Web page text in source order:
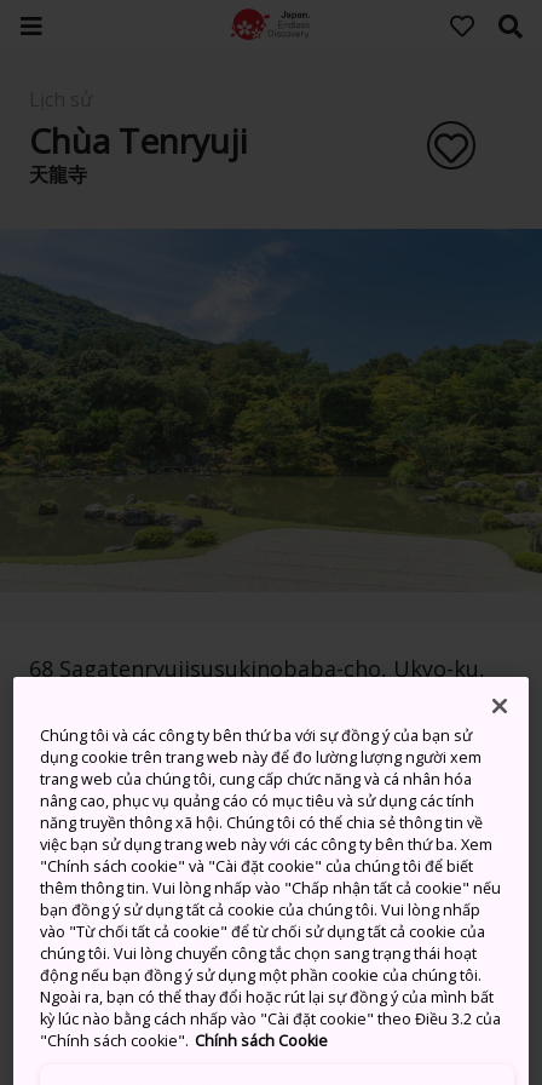
Chùa Tenryuji
天龍寺
68 Sagatenryujisusukinobaba-cho, Ukyo-ku,
Xem trên Google Maps
Nhận Thông tin Quá cảnh
TỪ KHÓA BẢN ĐỒ
Khu vườn của Chùa Tenryuji là
sự pha trộn tuyệt vời giữa
truyền thống quý tộc và văn
Chúng tôi và các công ty bên thứ ba với sự đồng ý của bạn sử
dụng cookie trên trang web này để đo lường lượng người xem
trang web của chúng tôi, cung cấp chức năng và cá nhân hóa
nâng cao, phục vụ quảng cáo có mục tiêu và sử dụng các tính
năng truyền thông xã hội. Chúng tôi có thể chia sẻ thông tin về
việc bạn sử dụng trang web này với các công ty bên thứ ba. Xem
"Chính sách cookie" và "Cài đặt cookie" của chúng tôi để biết
thêm thông tin. Vui lòng nhấp vào "Chấp nhận tất cả cookie" nếu
bạn đồng ý sử dụng tất cả cookie của chúng tôi. Vui lòng nhấp
vào "Từ chối tất cả cookie" để từ chối sử dụng tất cả cookie của
chúng tôi. Vui lòng chuyển công tắc chọn sang trạng thái hoạt
động nếu bạn đồng ý sử dụng một phần cookie của chúng tôi.
Ngoài ra, bạn có thể thay đổi hoặc rút lại sự đồng ý của mình bất
kỳ lúc nào bằng cách nhấp vào "Cài đặt cookie" theo Điều 3.2 của
"Chính sách cookie". Chính sách Cookie